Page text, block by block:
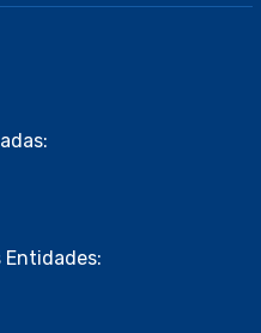
Entidades: